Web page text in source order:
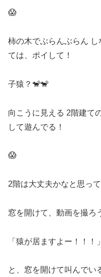
😱
柿の木でぶらんぶらん
ては、ポイして！
子猿？🐒🐒
向こうに見える 2階建て
して遊んでる！
😱
2階は大丈夫かなと思って
窓を開けて、動画を撮
「猿が居ますよー！！！」
と、窓を開けて叫んでい